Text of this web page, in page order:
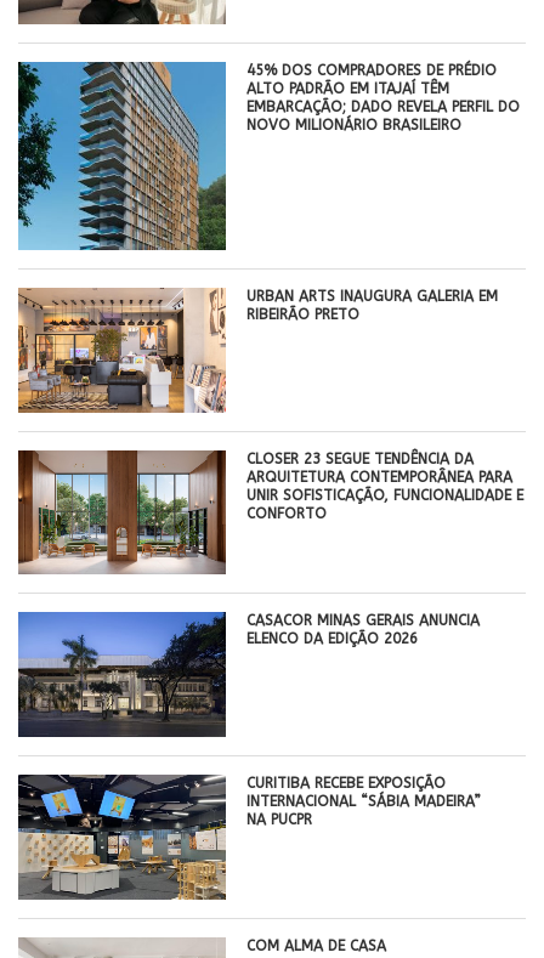
45% DOS COMPRADORES DE PRÉDIO
ALTO PADRÃO EM ITAJAÍ TÊM
EMBARCAÇÃO; DADO REVELA PERFIL DO
NOVO MILIONÁRIO BRASILEIRO
​URBAN ARTS INAUGURA GALERIA EM
RIBEIRÃO PRETO
CLOSER 23 SEGUE TENDÊNCIA DA
ARQUITETURA CONTEMPORÂNEA PARA
UNIR SOFISTICAÇÃO, FUNCIONALIDADE E
CONFORTO
CASACOR MINAS GERAIS ANUNCIA
ELENCO DA EDIÇÃO 2026
CURITIBA RECEBE EXPOSIÇÃO
INTERNACIONAL “SÁBIA MADEIRA”
NA PUCPR
COM ALMA DE CASA